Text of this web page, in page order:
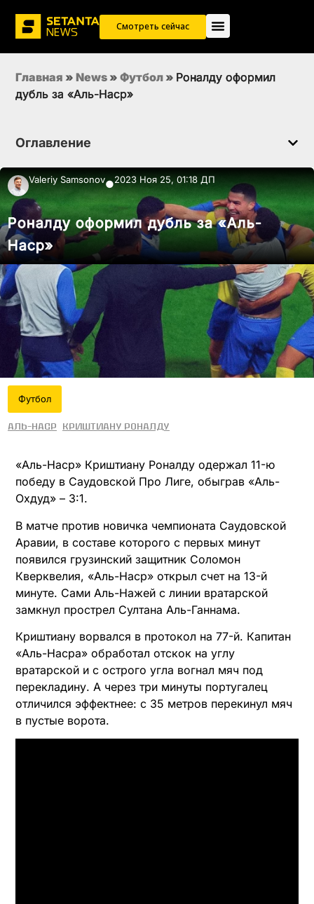
Смотреть сейчас
Главная » News » Футбол » Роналду оформил
дубль за «Аль-Наср»
Оглавление
Valeriy Samsonov●2023 Ноя 25, 01:18 ДП
Роналду оформил дубль за «Аль-
Наср»
Футбол
Аль-Наср Криштиану Роналду
«Аль-Наср» Криштиану Роналду одержал 11-ю
победу в Саудовской Про Лиге, обыграв «Аль-
Охдуд» – 3:1.
В матче против новичка чемпионата Саудовской
Аравии, в составе которого с первых минут
появился грузинский защитник Соломон
Кверквелия, «Аль-Наср» открыл счет на 13-й
минуте. Сами Аль-Нажей с линии вратарской
замкнул прострел Султана Аль-Ганнама.
Криштиану ворвался в протокол на 77-й. Капитан
«Аль-Насра» обработал отскок на углу
вратарской и с острого угла вогнал мяч под
перекладину. А через три минуты португалец
отличился эффектнее: с 35 метров перекинул мяч
в пустые ворота.